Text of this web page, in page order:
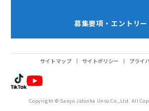
募集要項・エントリー
サイトマップ サイトポリシー プライ
Copyright © Sanyo Jidosha Unso Co.,Ltd. All